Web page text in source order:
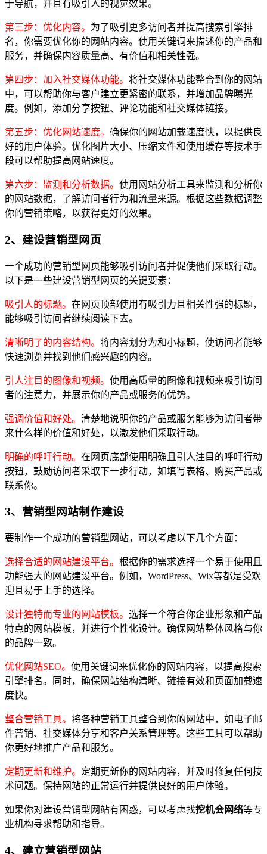
于导航，并且有吸引人的视觉效果。
第三步：优化内容。 为了吸引更多访问者并提高搜索引擎排
名，你需要优化你的网站内容。使用关键词来描述你的产品和
服务，并确保内容质量高、有价值和相关性强。
第四步：加入社交媒体功能。 将社交媒体功能整合到你的网站
中，可以帮助你与客户建立更紧密的联系，并增加品牌曝光
度。例如，添加分享按钮、评论功能和社交媒体链接。
第五步：优化网站速度。 确保你的网站加载速度快，以提供良
好的用户体验。优化图片大小、压缩文件和使用缓存等技术手
段可以帮助提高网站速度。
第六步：监测和分析数据。 使用网站分析工具来监测和分析你
的网站数据，了解访问者行为和流量来源。根据这些数据调整
你的营销策略，以获得更好的效果。
2、建设营销型网页
一个成功的营销型网页能够吸引访问者并促使他们采取行动。
以下是一些建设营销型网页的关键要素：
吸引人的标题。 在网页顶部使用有吸引力且相关性强的标题，
能够吸引访问者继续阅读下去。
清晰明了的内容结构。 将内容划分为和小标题，使访问者能够
快速浏览并找到他们感兴趣的内容。
引人注目的图像和视频。 使用高质量的图像和视频来吸引访问
者的注意力，并展示你的产品或服务的优势。
强调价值和好处。 清楚地说明你的产品或服务能够为访问者带
来什么样的价值和好处，以激发他们采取行动。
明确的呼吁行动。 在网页底部使用明确且引人注目的呼吁行动
按钮，鼓励访问者采取下一步行动，如填写表格、购买产品或
联系你。
3、营销型网站制作建设
要制作一个成功的营销型网站，可以考虑以下几个方面：
选择合适的网站建设平台。 根据你的需求选择一个易于使用且
功能强大的网站建设平台。例如，WordPress、Wix等都是受欢
迎且易于上手的选择。
设计独特而专业的网站模板。 选择一个符合你企业形象和产品
特点的网站模板，并进行个性化设计。确保网站整体风格与你
的品牌一致。
优化网站SEO。 使用关键词来优化你的网站内容，以提高搜索
引擎排名。同时，确保网站结构清晰、链接有效和页面加载速
度快。
整合营销工具。 将各种营销工具整合到你的网站中，如电子邮
件营销、社交媒体分享和客户关系管理等。这些工具可以帮助
你更好地推广产品和服务。
定期更新和维护。 定期更新你的网站内容，并及时修复任何技
术问题。保持网站的正常运行并提供良好的用户体验。
如果你对建设营销型网站有困惑，可以考虑找挖机会网络等专
业机构寻求帮助和指导。
4、建立营销型网站